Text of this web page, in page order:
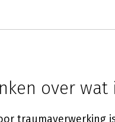
over wat
traumaverwerking